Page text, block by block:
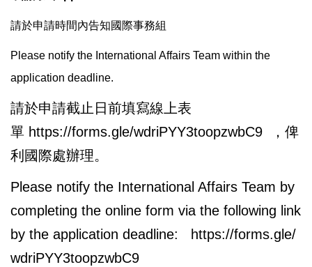
請於申請時間內告知國際事務組
Please notify the International Affairs Team within the
application deadline.
請於申請截止日前填寫線上表
單 https://forms.gle/wdriPYY3toopzwbC9 ，俾
利國際處辦理。
Please notify the International Affairs Team by
completing the online form via the following link
by the application deadline:
https://forms.gle/
wdriPYY3toopzwbC9